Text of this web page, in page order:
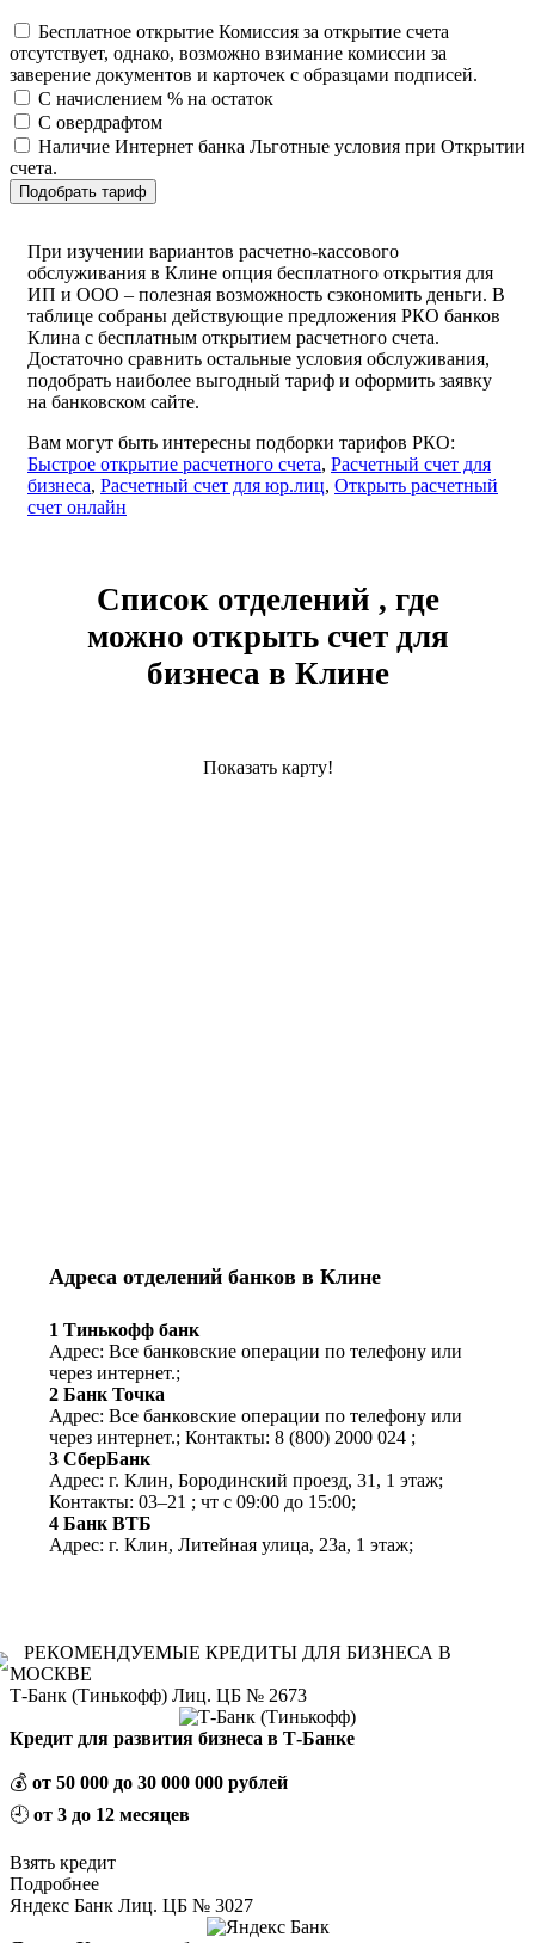
Бесплатное открытие Комиссия за открытие счета
отсутствует, однако, возможно взимание комиссии за
заверение документов и карточек с образцами подписей.
С начислением % на остаток
С овердрафтом
Наличие Интернет банка Льготные условия при Открытии
счета.
Подобрать тариф
При изучении вариантов расчетно-кассового
обслуживания в Клине опция бесплатного открытия для
ИП и ООО – полезная возможность сэкономить деньги. В
таблице собраны действующие предложения РКО банков
Клина с бесплатным открытием расчетного счета.
Достаточно сравнить остальные условия обслуживания,
подобрать наиболее выгодный тариф и оформить заявку
на банковском сайте.
Вам могут быть интересны подборки тарифов РКО:
Быстрое открытие расчетного счета, Расчетный счет для
бизнеса, Расчетный счет для юр.лиц, Открыть расчетный
счет онлайн
Список отделений , где
можно открыть счет для
бизнеса в Клине
Показать карту!
Адреса отделений банков в Клине
1 Тинькофф банк
Адрес: Все банковские операции по телефону или
через интернет.;
2 Банк Точка
Адрес: Все банковские операции по телефону или
через интернет.; Контакты: 8 (800) 2000 024 ;
3 СберБанк
Адрес: г. Клин, Бородинский проезд, 31, 1 этаж;
Контакты: 03‒21 ; чт с 09:00 до 15:00;
4 Банк ВТБ
Адрес: г. Клин, Литейная улица, 23а, 1 этаж;
Контакты: 8‒800‒333‒03‒03 info@psbank.ru;пн - пт
с 09:30 до 13:00; с 14:00 до 17:30;
6 Банк ВТБ
Адрес: г. Клин, Советская площадь, 1;
(495) 785‒53‒70 info@vtb.ru;пн с 09:00 до 18:00; вт -
7 Совкомбанк, банк
этаж; Контакты: 8‒800‒100‒00‒06
8 Россельхозбанк
Адрес: г. Клин, улица Гагарина, 2/13, 1 этаж;
Контакты: 8‒800‒100‒01‒00
19:30; сб с 09:00 до 15:00;
РЕКОМЕНДУЕМЫЕ КРЕДИТЫ ДЛЯ БИЗНЕСА В
МОСКВЕ
Т-Банк (Тинькофф) Лиц. ЦБ № 2673
Кредит для развития бизнеса в Т-Банке
💰 от 50 000 до 30 000 000 рублей
🕘 от 3 до 12 месяцев
Взять кредит
Подробнее
Яндекс Банк Лиц. ЦБ № 3027